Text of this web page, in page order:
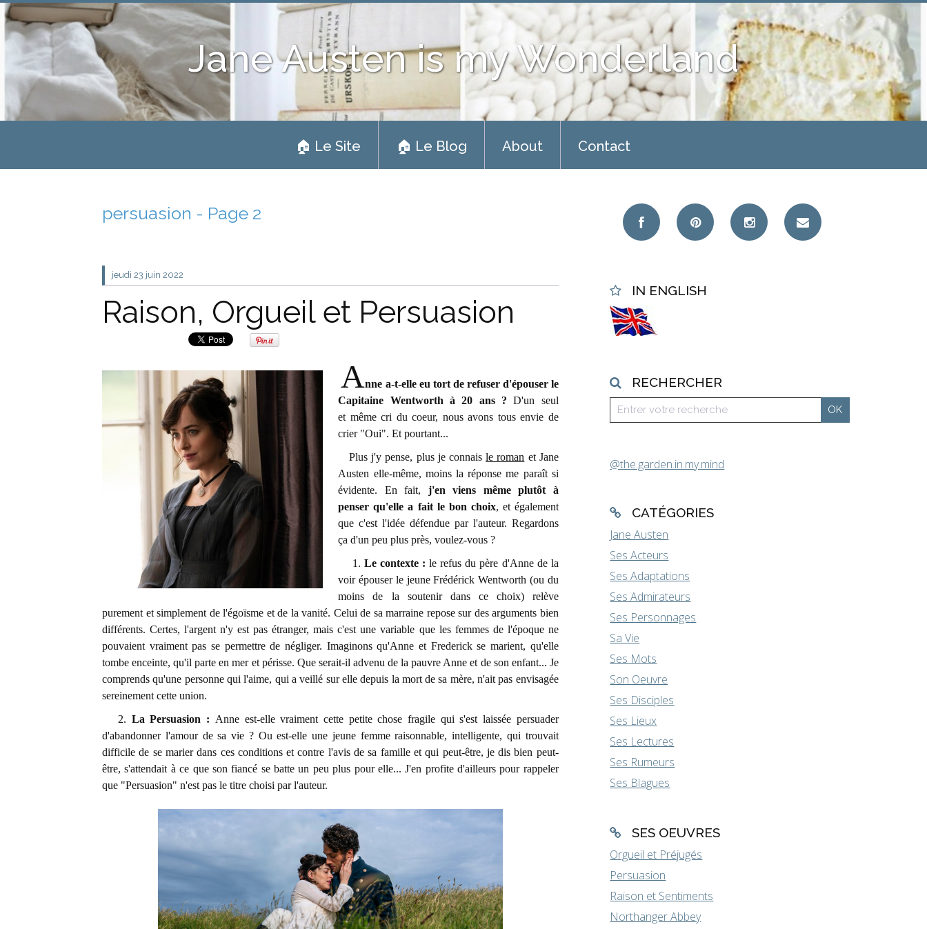
Jane Austen is my Wonderland
🏠 Le Site 🏠 Le Blog About Contact
persuasion - Page 2
jeudi 23 juin 2022
Raison, Orgueil et Persuasion
Anne a-t-elle eu tort de refuser d'épouser le
Capitaine Wentworth à 20 ans ?
D'un seul
et même cri du coeur, nous avons tous envie de
crier "Oui". Et pourtant...
Plus j'y pense, plus je connaisle roman et Jane
Austen elle-même, moins la réponse me paraît si
évidente. En fait, j'en viens même plutôt à
penser qu'elle a fait le bon choix, et également
que c'est l'idée défendue par l'auteur. Regardons
ça d'un peu plus près, voulez-vous ?
1. Le contexte : le refus du père d'Anne de la
voir épouser le jeune Frédérick Wentworth (ou du
moins de la soutenir dans ce choix) relève
purement et simplement de l'égoïsme et de la vanité. Celui de sa marraine repose sur des arguments bien
différents. Certes, l'argent n'y est pas étranger, mais c'est une variable que les femmes de l'époque ne
pouvaient vraiment pas se permettre de négliger. Imaginons qu'Anne et Frederick se marient, qu'elle
tombe enceinte, qu'il parte en mer et périsse. Que serait-il advenu de la pauvre Anne et de son enfant... Je
comprends qu'une personne qui l'aime, qui a veillé sur elle depuis la mort de sa mère, n'ait pas envisagée
sereinement cette union.
2. La Persuasion : Anne est-elle vraiment cette petite chose fragile qui s'est laissée persuader
d'abandonner l'amour de sa vie ? Ou est-elle une jeune femme raisonnable, intelligente, qui trouvait
difficile de se marier dans ces conditions et contre l'avis de sa famille et qui peut-être, je dis bien peut-
être, s'attendait à ce que son fiancé se batte un peu plus pour elle... J'en profite d'ailleurs pour rappeler
que "Persuasion" n'est pas le titre choisi par l'auteur.
IN ENGLISH
RECHERCHER
@the.garden.in.my.mind
CATÉGORIES
Jane Austen
Ses Acteurs
Ses Adaptations
Ses Admirateurs
Ses Personnages
Sa Vie
Ses Mots
Son Oeuvre
Ses Disciples
Ses Lieux
Ses Lectures
Ses Rumeurs
Ses Blagues
SES OEUVRES
Orgueil et Préjugés
Persuasion
Raison et Sentiments
Northanger Abbey